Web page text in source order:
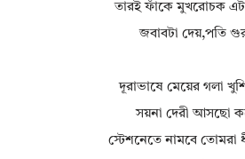
তারই ফাঁকে মুখরোচক
জবাবটা দেয়,পতি
দূরাভাষে মেয়ের গলা
সয়না দেরী আসছো
স্টেশনেতে নামবে তোমরা